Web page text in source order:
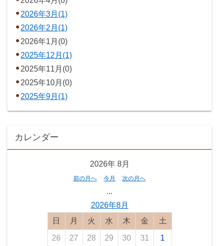
2026年3月(1)
2026年2月(1)
2026年1月(0)
2025年12月(1)
2025年11月(0)
2025年10月(0)
2025年9月(1)
カレンダー
2026年 8月
前の月へ 今月 次の月へ
...
2026年8月
日曜日月曜日火曜日水曜日木曜日金曜日土曜日
26 27 28 29 30 31 1